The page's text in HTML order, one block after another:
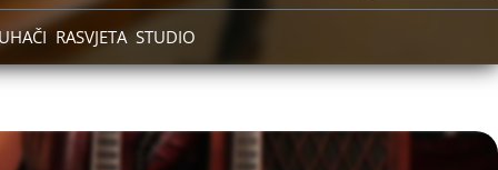
RASVJETA STUDIO